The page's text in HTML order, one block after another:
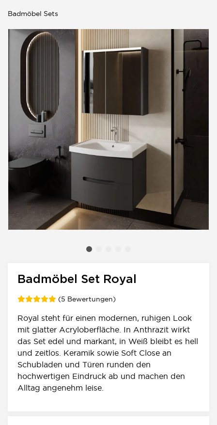
Badmöbel Sets
0
Badmöbel Set Royal
(5 Bewertungen)
Royal steht für einen modernen, ruhigen Look
mit glatter Acryloberfläche. In Anthrazit wirkt
das Set edel und markant, in Weiß bleibt es hell
und zeitlos. Keramik sowie Soft Close an
Schubladen und Türen runden den
hochwertigen Eindruck ab und machen den
Alltag angenehm leise.